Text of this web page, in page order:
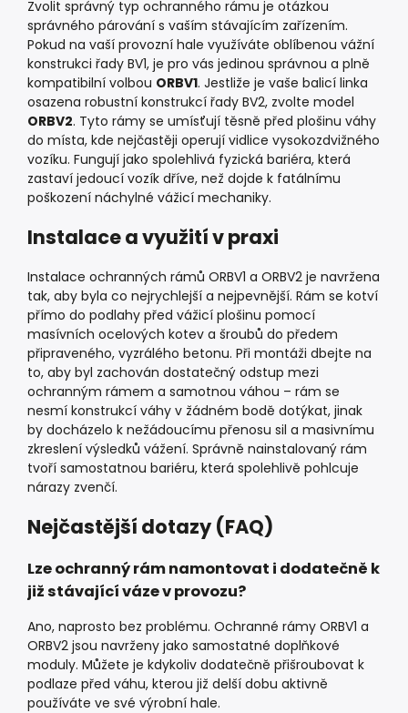
Zvolit správný typ ochranného rámu je otázkou
správného párování s vaším stávajícím zařízením.
Pokud na vaší provozní hale využíváte oblíbenou vážní
konstrukci řady BV1, je pro vás jedinou správnou a plně
kompatibilní volbou ORBV1. Jestliže je vaše balicí linka
osazena robustní konstrukcí řady BV2, zvolte model
ORBV2. Tyto rámy se umísťují těsně před plošinu váhy
do místa, kde nejčastěji operují vidlice vysokozdvižného
vozíku. Fungují jako spolehlivá fyzická bariéra, která
zastaví jedoucí vozík dříve, než dojde k fatálnímu
poškození náchylné vážicí mechaniky.
Instalace a využití v praxi
Instalace ochranných rámů ORBV1 a ORBV2 je navržena
tak, aby byla co nejrychlejší a nejpevnější. Rám se kotví
přímo do podlahy před vážicí plošinu pomocí
masívních ocelových kotev a šroubů do předem
připraveného, vyzrálého betonu. Při montáži dbejte na
to, aby byl zachován dostatečný odstup mezi
ochranným rámem a samotnou váhou – rám se
nesmí konstrukcí váhy v žádném bodě dotýkat, jinak
by docházelo k nežádoucímu přenosu sil a masivnímu
zkreslení výsledků vážení. Správně nainstalovaný rám
tvoří samostatnou bariéru, která spolehlivě pohlcuje
nárazy zvenčí.
Nejčastější dotazy (FAQ)
Lze ochranný rám namontovat i dodatečně k
již stávající váze v provozu?
Ano, naprosto bez problému. Ochranné rámy ORBV1 a
ORBV2 jsou navrženy jako samostatné doplňkové
moduly. Můžete je kdykoliv dodatečně přišroubovat k
podlaze před váhu, kterou již delší dobu aktivně
používáte ve své výrobní hale.